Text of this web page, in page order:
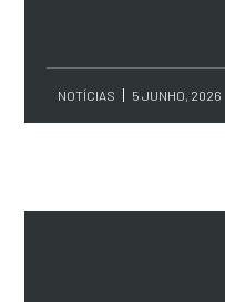
NOTÍCIAS 5 JUNHO, 2026